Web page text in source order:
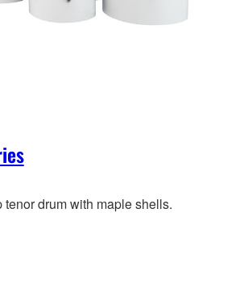
drum with maple shells.